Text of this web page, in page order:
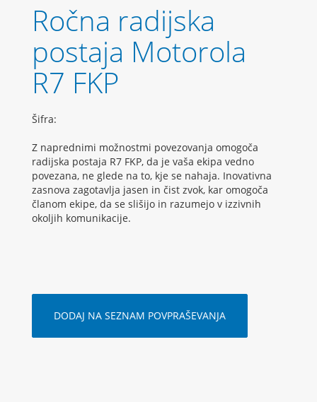
Ročna radijska
postaja Motorola
R7 FKP
Šifra:
Z naprednimi možnostmi povezovanja omogoča
radijska postaja R7 FKP, da je vaša ekipa vedno
povezana, ne glede na to, kje se nahaja. Inovativna
zasnova zagotavlja jasen in čist zvok, kar omogoča
članom ekipe, da se slišijo in razumejo v izzivnih
okoljih komunikacije.
DODAJ NA SEZNAM POVPRAŠEVANJA